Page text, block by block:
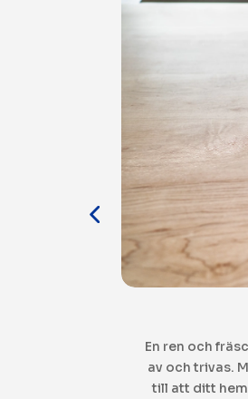
En ren och
av och trivas.
till att ditt